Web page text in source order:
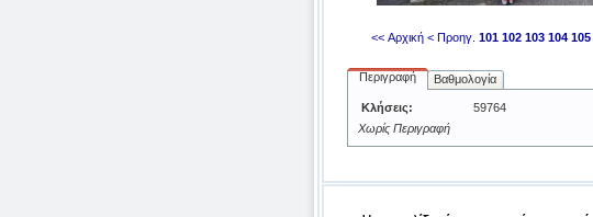
<< Αρχική < Προηγ. 101 102 103 104 105
Περιγραφή Βαθμολογία
Κλήσεις:
59764
Χωρίς Περιγραφή